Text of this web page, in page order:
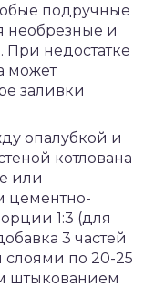
подручные
необрезные и
недостатке
может
заливки
опалубкой и
котлована
или
цементно-
1:3 (для
3 частей
слоями по 20-25
штыкованием